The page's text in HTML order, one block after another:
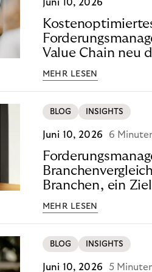
Juni 10, 2026
Value Chain neu
MEHR LESEN
BLOG INSIGHTS
Juni 10, 2026 6
Branchen, ein Ziel
MEHR LESEN
BLOG INSIGHTS
Juni 10, 2026 5